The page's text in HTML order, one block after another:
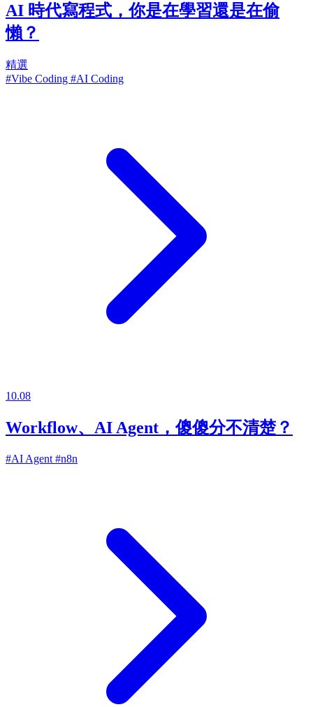
AI 時代寫程式，你是在學習還是在偷
懶？
精選
#Vibe Coding #AI Coding
10.08
Workflow、AI Agent，傻傻分不清楚？
#AI Agent #n8n